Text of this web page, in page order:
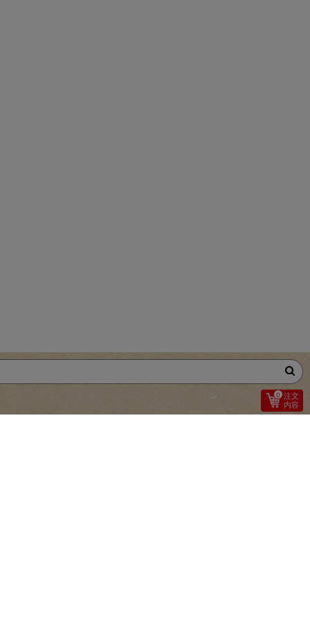
0 注文
内容